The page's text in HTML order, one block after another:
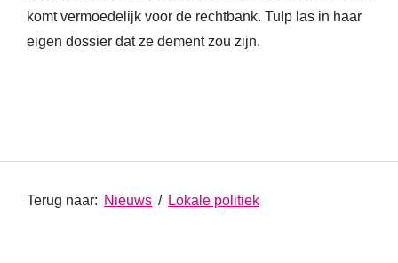
komt vermoedelijk voor de rechtbank. Tulp las in haar
eigen dossier dat ze dement zou zijn.
Terug naar: Nieuws / Lokale politiek